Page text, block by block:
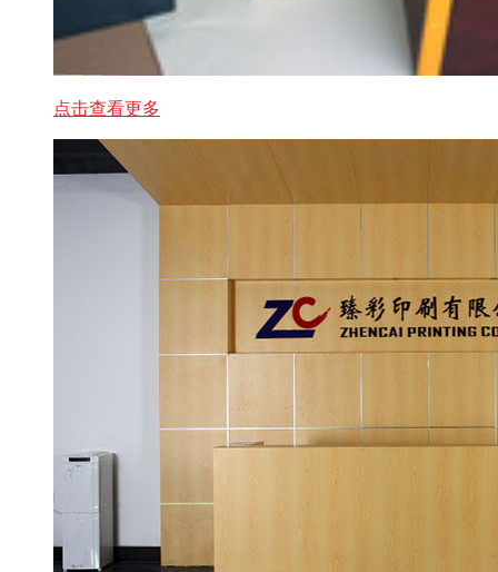
点击查看更多